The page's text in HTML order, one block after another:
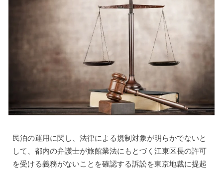
民泊の運用に関し、法律による規制対象が明らかでないと
して、都内の弁護士が旅館業法にもとづく江東区長の許可
を受ける義務がないことを確認する訴訟を東京地裁に提起